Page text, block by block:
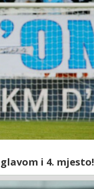
i 4. mjesto!